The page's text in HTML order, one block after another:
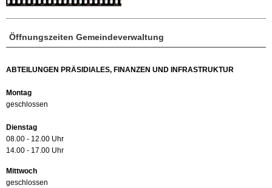
Öffnungszeiten Gemeindeverwaltung
ABTEILUNGEN PRÄSIDIALES, FINANZEN UND INFRASTRUKTUR
Montag
geschlossen
Dienstag
08.00 - 12.00 Uhr
14.00 - 17.00 Uhr
Mittwoch
geschlossen